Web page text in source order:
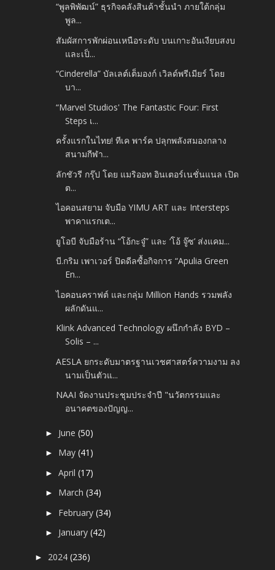
“พูลพิพัฒน์” ธุรกิจคลังสินค้าชั้นนำ ภายใต้กลุ่ม
พูล...
สัมผัสการพักผ่อนเหนือระดับ บนเกาะอันเงียบสงบ
และเป็...
“Cinderella” บัลเลต์เต็มองก์ เวิลด์พรีเมียร์ โดย
บา...
“Marvel Studios' The Fantastic Four: First
Steps เ...
ครั้งแรกในไทย! ทีเค พาร์ค ปลุกพลังสมองกลาง
สนามกีฬา...
ลักชัวรี กรุ๊ป โดย แมริออท อินเตอร์เนชั่นแนล เปิด
ต...
ไอคอนสยาม จับมือ YIMU ART และ Intersteps
พาคาแรกเต...
ยูโอบี จับมือร้าน “โอ้กะจู๋” และ ‘โอ้ จู๊ซ’ ส่งแคม...
บี.กริม เพาเวอร์ ปิดดีลซื้อกิจการ “Apulia Green
En...
ไอคอนคราฟต์ และกลุ่ม Million Hands รวมพลัง
ผลักดันแ...
Klink Advanced Technology ผนึกกำลัง BYD –
Solis – ...
AESLA ยกระดับมาตรฐานเวชศาสตร์ความงาม ลง
นามเป็นตัวแ...
NAAI จัดงานประชุมประจําปี "นวัตกรรมและ
อนาคตของปัญญ...
► June(50)
► May(41)
►April(17)
► March(34)
► February(34)
► January(42)
► 2024(236)